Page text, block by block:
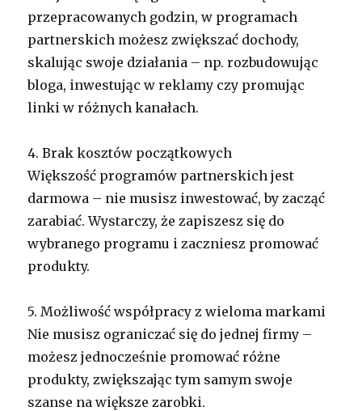
przepracowanych godzin, w programach
partnerskich możesz zwiększać dochody,
skalując swoje działania – np. rozbudowując
bloga, inwestując w reklamy czy promując
linki w różnych kanałach.
4. Brak kosztów początkowych
Większość programów partnerskich jest
darmowa – nie musisz inwestować, by zacząć
zarabiać. Wystarczy, że zapiszesz się do
wybranego programu i zaczniesz promować
produkty.
5. Możliwość współpracy z wieloma markami
Nie musisz ograniczać się do jednej firmy –
możesz jednocześnie promować różne
produkty, zwiększając tym samym swoje
szanse na większe zarobki.